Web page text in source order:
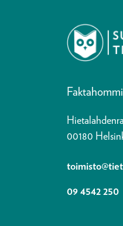
00180
09 4542 250